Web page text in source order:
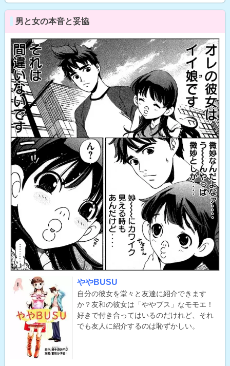
男と女の本音と妥協
ややBUSU
自分の彼女を堂々と友達に紹介できます
か？友和の彼女は「ややブス」なモモエ！
好きで付き合ってはいるのだけれど、それ
でも友人に紹介するのは恥ずかしい。